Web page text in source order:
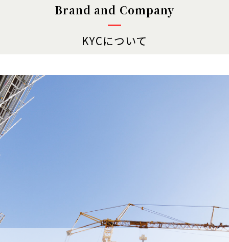
Brand and Company
KYCについて